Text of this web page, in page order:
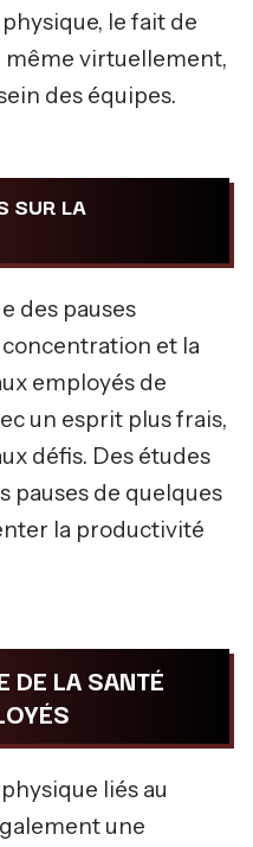
le fait de
même virtuellement,
des équipes.
SUR LA
des pauses
et la
employés de
un esprit plus frais,
défis. Des études
pauses de quelques
la productivité
DE LA SANTÉ
liés au
une